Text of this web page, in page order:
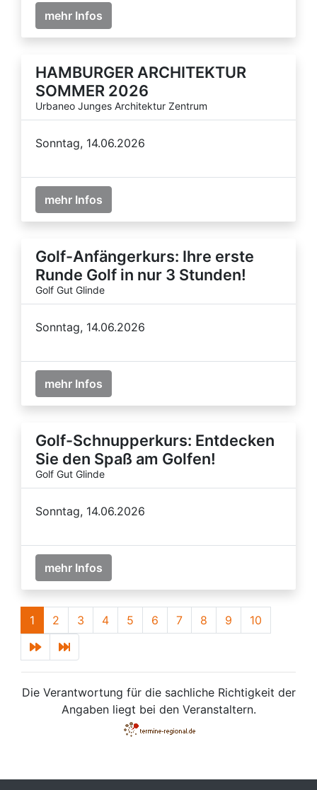
mehr Infos
HAMBURGER ARCHITEKTUR
SOMMER 2026
Urbaneo Junges Architektur Zentrum
Sonntag, 14.06.2026
mehr Infos
Golf-Anfängerkurs: Ihre erste
Runde Golf in nur 3 Stunden!
Golf Gut Glinde
Sonntag, 14.06.2026
mehr Infos
Golf-Schnupperkurs: Entdecken
Sie den Spaß am Golfen!
Golf Gut Glinde
Sonntag, 14.06.2026
mehr Infos
1 2 3 4 5 6 7 8 9 10
Die Verantwortung für die sachliche Richtigkeit der
Angaben liegt bei den Veranstaltern.